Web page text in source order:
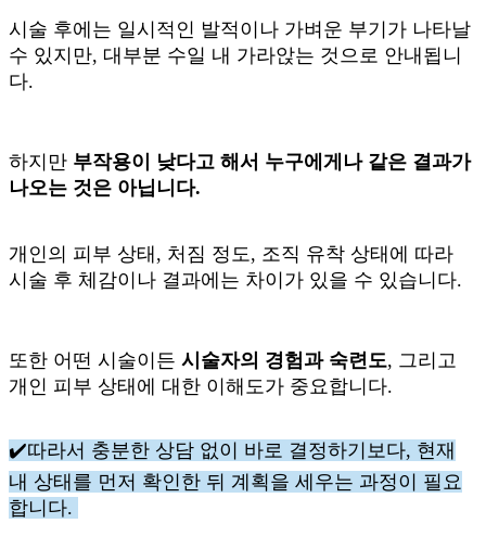
시술 후에는 일시적인 발적이나 가벼운 부기가 나타날
수 있지만, 대부분 수일 내 가라앉는 것으로 안내됩니
다.
하지만 부작용이 낮다고 해서 누구에게나 같은 결과가
나오는 것은 아닙니다.
개인의 피부 상태, 처짐 정도, 조직 유착 상태에 따라
시술 후 체감이나 결과에는 차이가 있을 수 있습니다.
또한 어떤 시술이든 시술자의 경험과 숙련도, 그리고
개인 피부 상태에 대한 이해도가 중요합니다.
✔️따라서 충분한 상담 없이 바로 결정하기보다, 현재
내 상태를 먼저 확인한 뒤 계획을 세우는 과정이 필요
합니다.